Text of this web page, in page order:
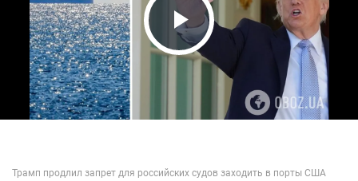
Play Video